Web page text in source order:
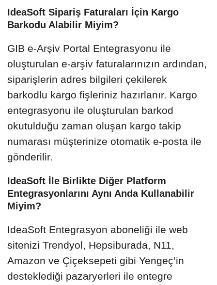
IdeaSoft Sipariş Faturaları İçin Kargo
Barkodu Alabilir Miyim?
GIB e-Arşiv Portal Entegrasyonu ile
oluşturulan e-arşiv faturalarınızın ardından,
siparişlerin adres bilgileri çekilerek
barkodlu kargo fişleriniz hazırlanır. Kargo
entegrasyonu ile oluşturulan barkod
okutulduğu zaman oluşan kargo takip
numarası müşterinize otomatik e-posta ile
gönderilir.
IdeaSoft İle Birlikte Diğer Platform
Entegrasyonlarını Aynı Anda Kullanabilir
Miyim?
IdeaSoft Entegrasyon aboneliği ile web
sitenizi Trendyol, Hepsiburada, N11,
Amazon ve Çiçeksepeti gibi Yengeç’in
desteklediği pazaryerleri ile entegre